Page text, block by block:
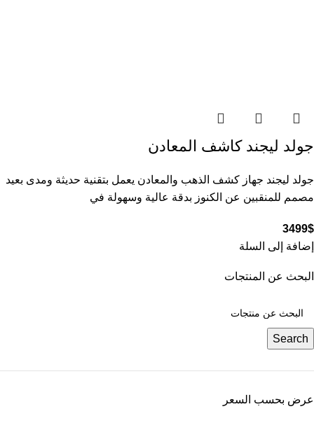
جولد ليجند كاشف المعادن
جولد ليجند جهاز كشف الذهب والمعادن يعمل بتقنية حديثة ومدى بعيد
مصمم للمنقبين عن الكنوز بدقة عالية وسهولة في
3499$
إضافة إلى السلة
البحث عن المنتجات
Search
عرض بحسب السعر